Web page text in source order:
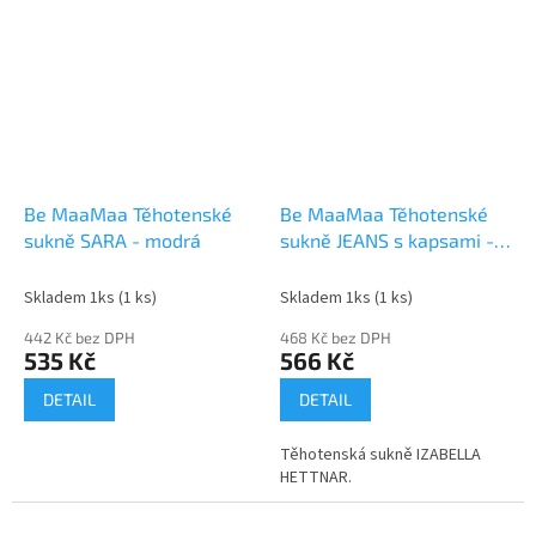
Be MaaMaa Těhotenské
sukně SARA - modrá
Skladem 1ks (1 ks)
442 Kč bez DPH
535 Kč
DETAIL
Be MaaMaa Těhotenské
sukně JEANS s kapsami -
Skladem 1ks (1 ks)
468 Kč bez DPH
566 Kč
DETAIL
Těhotenská sukně IZABELLA
HETTNAR.